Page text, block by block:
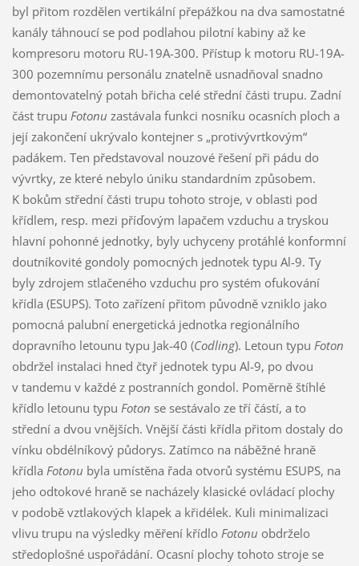
byl přitom rozdělen vertikální přepážkou na dva samostatné
kanály táhnoucí se pod podlahou pilotní kabiny až ke
kompresoru motoru RU-19A-300. Přístup k motoru RU-19A-
300 pozemnímu personálu znatelně usnadňoval snadno
demontovatelný potah břicha celé střední části trupu. Zadní
část trupu Fotonu zastávala funkci nosníku ocasních ploch a
její zakončení ukrývalo kontejner s „protivývrtkovým“
padákem. Ten představoval nouzové řešení při pádu do
vývrtky, ze které nebylo úniku standardním způsobem.
K bokům střední části trupu tohoto stroje, v oblasti pod
křídlem, resp. mezi příďovým lapačem vzduchu a tryskou
hlavní pohonné jednotky, byly uchyceny protáhlé konformní
doutníkovité gondoly pomocných jednotek typu Al-9. Ty
byly zdrojem stlačeného vzduchu pro systém ofukování
křídla (ESUPS). Toto zařízení přitom původně vzniklo jako
pomocná palubní energetická jednotka regionálního
dopravního letounu typu Jak-40 (Codling). Letoun typu Foton
obdržel instalaci hned čtyř jednotek typu Al-9, po dvou
v tandemu v každé z postranních gondol. Poměrně štíhlé
křídlo letounu typu Foton se sestávalo ze tří částí, a to
střední a dvou vnějších. Vnější části křídla přitom dostaly do
vínku obdélníkový půdorys. Zatímco na náběžné hraně
křídla Fotonu byla umístěna řada otvorů systému ESUPS, na
jeho odtokové hraně se nacházely klasické ovládací plochy
v podobě vztlakových klapek a křidélek. Kuli minimalizaci
vlivu trupu na výsledky měření křídlo Fotonu obdrželo
středoplošné uspořádání. Ocasní plochy tohoto stroje se